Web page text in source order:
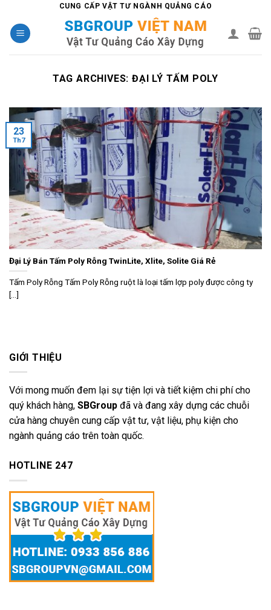
content
CUNG CẤP VẬT TƯ NGÀNH QUẢNG CÁO
TAG ARCHIVES:ĐẠI LÝ TẤM POLY
GIỚI THIỆU
Với mong muốn đem lại sự tiện lợi và tiết kiệm chi phí cho
quý khách hàng, SBGroup đã và đang xây dựng các chuỗi
cửa hàng chuyên cung cấp vật tư, vật liệu, phụ kiện cho
ngành quảng cáo trên toàn quốc.
HOTLINE 247
Đại Lý Bán Tấm Poly Rỗng TwinLite, Xlite, Solite Giá Rẻ
Tấm Poly Rỗng Tấm Poly Rỗng ruột là loại tấm lợp poly được công ty
[...]
23
Th7